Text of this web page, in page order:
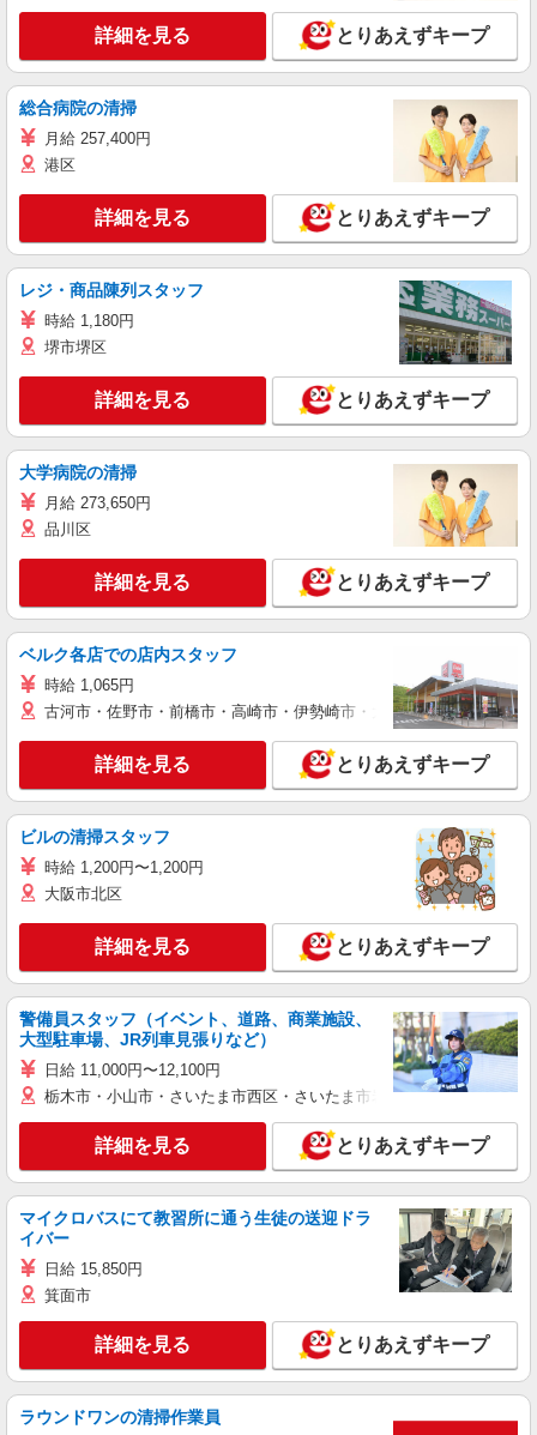
詳細を見る とりあえずキープ
総合病院の清掃
月給 257,400円
港区
詳細を見る とりあえずキープ
レジ・商品陳列スタッフ
時給 1,180円
堺市堺区
詳細を見る とりあえずキープ
大学病院の清掃
月給 273,650円
品川区
詳細を見る とりあえずキープ
ベルク各店での店内スタッフ
時給 1,065円
古河市・佐野市・前橋市・高崎市・伊勢崎市・太田市・館林市・藤
詳細を見る とりあえずキープ
ビルの清掃スタッフ
時給 1,200円〜1,200円
大阪市北区
詳細を見る とりあえずキープ
警備員スタッフ（イベント、道路、商業施設、
大型駐車場、JR列車見張りなど）
日給 11,000円〜12,100円
栃木市・小山市・さいたま市西区・さいたま市岩槻区・久喜市・蓮田
詳細を見る とりあえずキープ
マイクロバスにて教習所に通う生徒の送迎ドラ
イバー
日給 15,850円
箕面市
詳細を見る とりあえずキープ
ラウンドワンの清掃作業員